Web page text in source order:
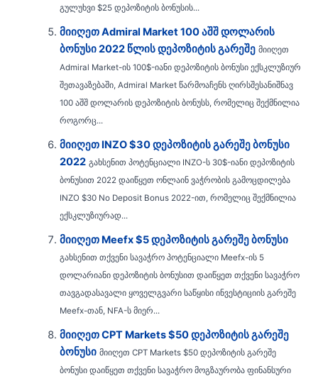
გულუხვი $25 დეპოზიტის ბონუსის...
მიიღეთ Admiral Market 100 აშშ დოლარის
ბონუსი 2022 წლის დეპოზიტის გარეშე მიიღეთ
Admiral Market-ის 100$-იანი დეპოზიტის ბონუსი ექსკლუზიურ
შეთავაზებაში, Admiral Market წარმოაჩენს ღირსშესანიშნავ
100 აშშ დოლარის დეპოზიტის ბონუსს, რომელიც შექმნილია
როგორც...
მიიღეთ INZO $30 დეპოზიტის გარეშე ბონუსი
2022 გახსენით პოტენციალი INZO-ს 30$-იანი დეპოზიტის
ბონუსით 2022 დაიწყეთ ონლაინ ვაჭრობის გამოცდილება
INZO $30 No Deposit Bonus 2022-ით, რომელიც შექმნილია
ექსკლუზიურად...
მიიღეთ Meefx $5 დეპოზიტის გარეშე ბონუსი
გახსენით თქვენი სავაჭრო პოტენციალი Meefx-ის 5
დოლარიანი დეპოზიტის ბონუსით დაიწყეთ თქვენი სავაჭრო
თავგადასავალი ყოველგვარი საწყისი ინვესტიციის გარეშე
Meefx-თან, NFA-ს მიერ...
მიიღეთ CPT Markets $50 დეპოზიტის გარეშე
ბონუსი მიიღეთ CPT Markets $50 დეპოზიტის გარეშე
ბონუსი დაიწყეთ თქვენი სავაჭრო მოგზაურობა ფინანსური